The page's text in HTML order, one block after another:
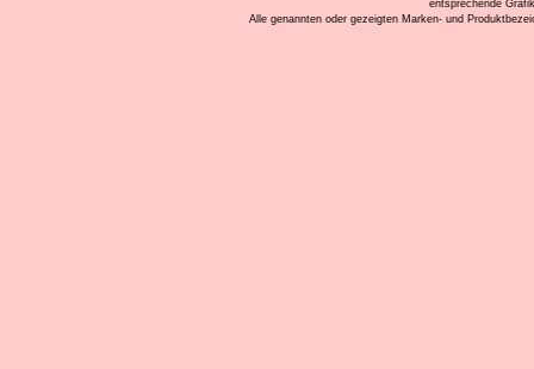
entsprechende
Alle genannten oder gezeigten Marken- und